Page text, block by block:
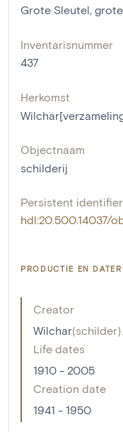
Grote Sleutel,
Inventarisnummer
437
Herkomst
Objectnaam
schilderij
Persistent identifier
hdl:20.500.14037/
PRODUCTIE EN
Creator
Wilchar(schilder)
Life dates
1910 - 2005
Creation date
1941 - 1950